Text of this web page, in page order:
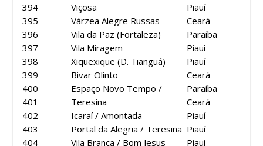
394
395
396
397
398
399
400
401
402
403
404
Viçosa
Várzea Alegre Russas
Vila da Paz (Fortaleza)
Vila Miragem
Xiquexique (D. Tianguá)
Bivar Olinto
Espaço Novo Tempo /
Teresina
Icaraí / Amontada
Portal da Alegria / Teresina
Vila Branca / Bom Jesus
Piauí
Ceará
Paraíba
Piauí
Piauí
Ceará
Paraíba
Ceará
Piauí
Piauí
Piauí